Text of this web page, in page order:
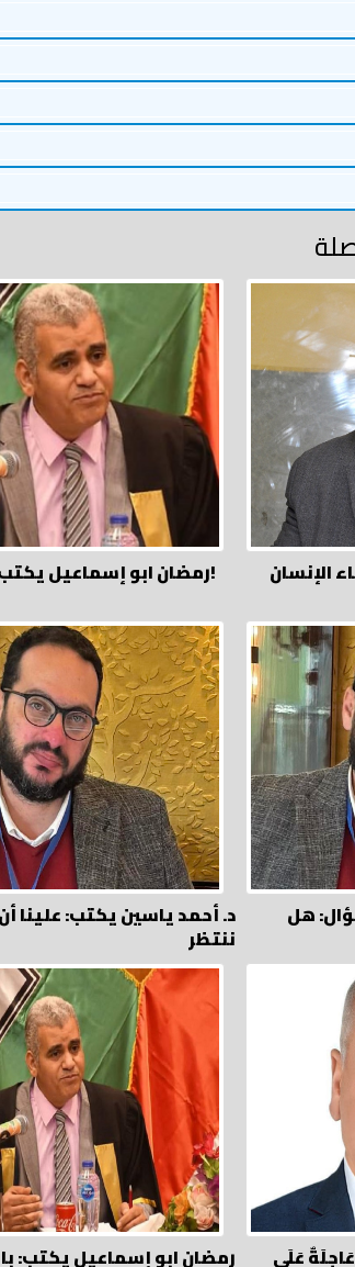
الإنسان رمضان ابو إسماعيل يكتب: ولا تسرفوا!
هل د. أحمد ياسين يكتب: علينا أن
ننتظر
عَلَى رمضان ابو إسماعيل يكتب: